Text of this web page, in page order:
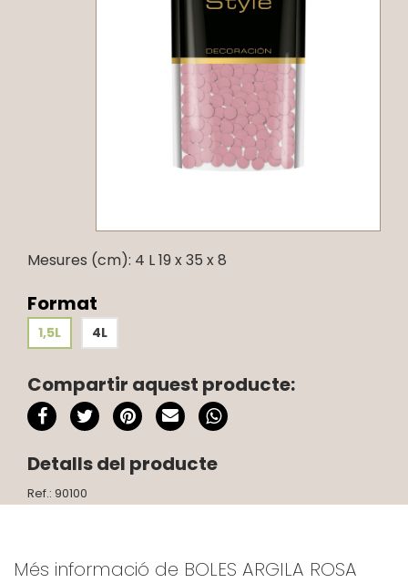
Mesures (cm): 4 L 19 x 35 x 8
Format
1,5L 4L
Compartir aquest producte:
Detalls del producte
Ref.: 90100
Més informació de BOLES ARGILA ROSA